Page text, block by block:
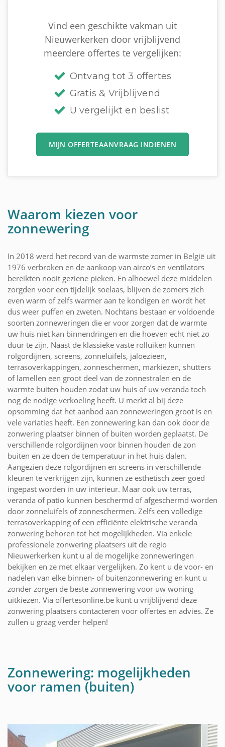
Vind een geschikte vakman uit
Nieuwerkerken door vrijblijvend
meerdere offertes te vergelijken:
Ontvang tot 3 offertes
Gratis & Vrijblijvend
U vergelijkt en beslist
MIJN OFFERTEAANVRAAG INDIENEN
Waarom kiezen voor
zonnewering
In 2018 werd het record van de warmste zomer in België uit
1976 verbroken en de aankoop van airco’s en ventilators
bereikten nooit geziene pieken. En alhoewel deze middelen
zorgden voor een tijdelijk soelaas, blijven de zomers zich
even warm of zelfs warmer aan te kondigen en wordt het
dus weer puffen en zweten. Nochtans bestaan er voldoende
soorten zonneweringen die er voor zorgen dat de warmte
uw huis niet kan binnendringen en die hoeven echt niet zo
duur te zijn. Naast de klassieke vaste rolluiken kunnen
rolgordijnen, screens, zonneluifels, jaloezieën,
terrasoverkappingen, zonneschermen, markiezen, shutters
of lamellen een groot deel van de zonnestralen en de
warmte buiten houden zodat uw huis of uw veranda toch
nog de nodige verkoeling heeft. U merkt al bij deze
opsomming dat het aanbod aan zonneweringen groot is en
vele variaties heeft. Een zonnewering kan dan ook door de
zonwering plaatser binnen of buiten worden geplaatst. De
verschillende rolgordijnen voor binnen houden de zon
buiten en ze doen de temperatuur in het huis dalen.
Aangezien deze rolgordijnen en screens in verschillende
kleuren te verkrijgen zijn, kunnen ze esthetisch zeer goed
ingepast worden in uw interieur. Maar ook uw terras,
veranda of patio kunnen beschermd of afgeschermd worden
door zonneluifels of zonneschermen. Zelfs een volledige
terrasoverkapping of een efficiënte elektrische veranda
zonwering behoren tot het mogelijkheden. Via enkele
professionele zonwering plaatsers uit de regio
Nieuwerkerken kunt u al de mogelijke zonneweringen
bekijken en ze met elkaar vergelijken. Zo kent u de voor- en
nadelen van elke binnen- of buitenzonnewering en kunt u
zonder zorgen de beste zonnewering voor uw woning
uitkiezen. Via offertesonline.be kunt u vrijblijvend deze
zonwering plaatsers contacteren voor offertes en advies. Ze
zullen u graag verder helpen!
Zonnewering: mogelijkheden
voor ramen (buiten)